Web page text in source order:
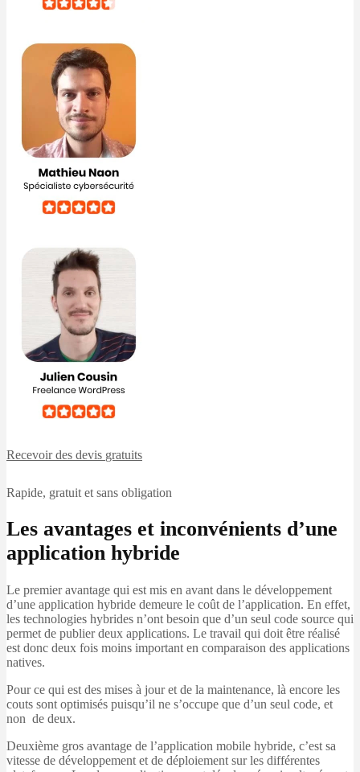
Recevoir des devis gratuits
Rapide, gratuit et sans obligation
Les avantages et inconvénients d’une
application hybride
Le premier avantage qui est mis en avant dans le développement
d’une application hybride demeure le coût de l’application. En effet,
les technologies hybrides n’ont besoin que d’un seul code source qui
permet de publier deux applications. Le travail qui doit être réalisé
est donc deux fois moins important en comparaison des applications
natives.
Pour ce qui est des mises à jour et de la maintenance, là encore les
couts sont optimisés puisqu’il ne s’occupe que d’un seul code, et
non de deux.
Deuxième gros avantage de l’application mobile hybride, c’est sa
vitesse de développement et de déploiement sur les différentes